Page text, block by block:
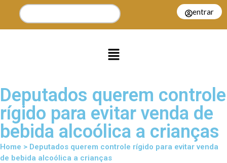
entrar
Deputados querem controle
rígido para evitar venda de
bebida alcoólica a crianças
Home > Deputados querem controle rígido para evitar venda
de bebida alcoólica a crianças